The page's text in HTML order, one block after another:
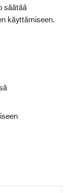
säätää
käyttämiseen.